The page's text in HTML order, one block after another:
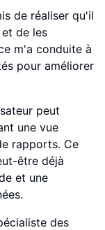
de réaliser qu'il
de les
m'a conduite à
pour améliorer
peut
une vue
rapports. Ce
être déjà
et une
des